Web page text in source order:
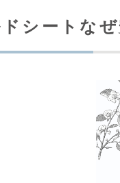
シートな